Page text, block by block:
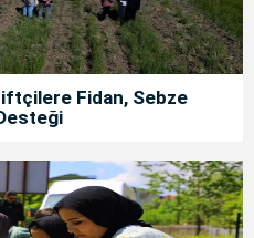
Fidan, Sebze